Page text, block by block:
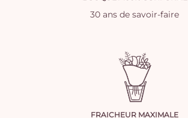
30 ans de savoir-faire
FRAICHEUR MAXIMALE